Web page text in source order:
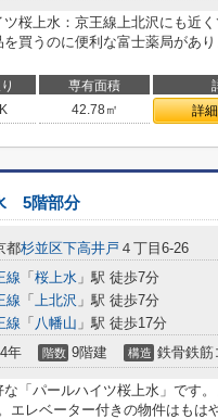
桜上水：京王線上北沢にも近
を買うのに便利な富士薬局があ
専有面積
42.78㎡ 詳
5階部分
都杉並区下高井戸 ４丁目6-26
線 「 桜上水 」駅 徒歩7分
線 「 上北沢 」駅 徒歩7分
線 「 八幡山 」駅 徒歩17分
年 階数 9階建 構造 鉄骨鉄筋
な「パールハイツ桜上水」です
エレベーター付きの物件はもは